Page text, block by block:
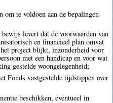
om te voldoen aan de bepalingen
levert dat de voorwaarden van
en financieel plan omvat
project blijkt, inzonderheid voor
met een handicap en voor wat
gestelde woongelegenheid;
Fonds vastgestelde tijdstippen over
beschikken, eventueel in